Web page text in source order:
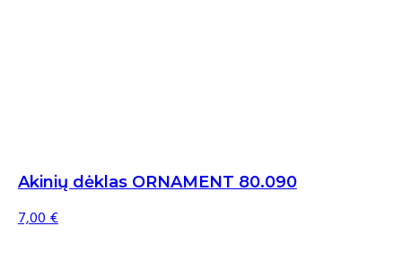
Akinių dėklas ORNAMENT 80.090
7,00€